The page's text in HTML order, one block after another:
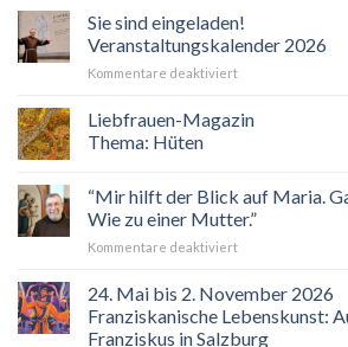
Sie sind eingeladen!
Veranstaltungskalender 2026
Kommentare deaktiviertfür
sind
Liebfrauen-Magazin
Thema: Hüten
“Mir hilft der Blick auf Maria.
Wie zu einer Mutter.”
Kommentare deaktiviertfür
hilft
Blick
24. Mai bis 2. November 2026
Franziskanische Lebenskunst:
Franziskus in Salzburg